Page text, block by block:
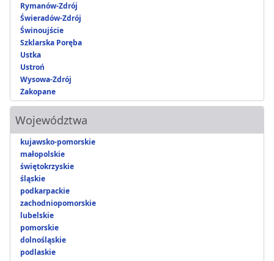
Rymanów-Zdrój
Świeradów-Zdrój
Świnoujście
Szklarska Poręba
Ustka
Ustroń
Wysowa-Zdrój
Zakopane
Województwa
kujawsko-pomorskie
małopolskie
świętokrzyskie
śląskie
podkarpackie
zachodniopomorskie
lubelskie
pomorskie
dolnośląskie
podlaskie